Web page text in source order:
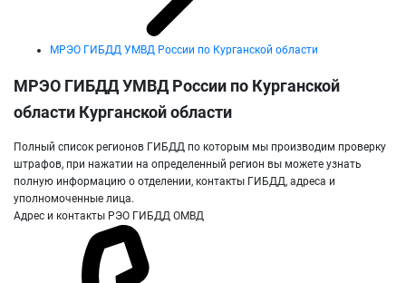
МРЭО ГИБДД УМВД России по Курганской области
МРЭО ГИБДД УМВД России по Курганской
области Курганской области
Полный список регионов ГИБДД по которым мы производим проверку
штрафов, при нажатии на определенный регион вы можете узнать
полную информацию о отделении, контакты ГИБДД, адреса и
уполномоченные лица.
Адрес и контакты РЭО ГИБДД ОМВД